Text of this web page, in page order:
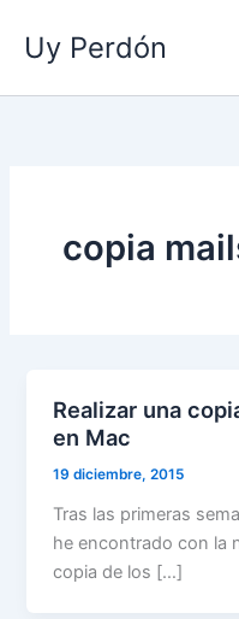
contenido
Uy Perdón
copia
Realizar una
en Mac
19 diciembre, 2015
Tras las primeras
he encontrado con la
copia de los […]